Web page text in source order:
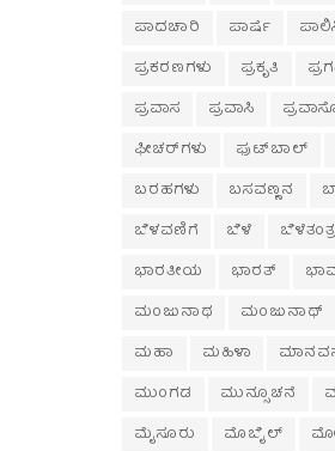
ಪಾದಚಾರಿ
ಪಾರ್ಷೆ
ಪ್ರಕರಣಗಳು
ಪ್ರಕೃತಿ
ಪ್ರವಾಸ
ಪ್ರವಾಸಿ
ಫೀಚರ್‌ಗಳು
ಫುಟ್‌ಬಾಲ್
ಬರಹಗಳು
ಬಸವಣ್ಣನ
ಬೆಳವಣಿಗೆ
ಬೆಳೆ ಬೆಳೆತಂತ್ರ
ಭಾರತೀಯ
ಭಾರತ್
ಮಂಜುನಾಥ
ಮಂಜುನಾಥ್
ಮಹಾ
ಮಹಿಳಾ
ಮುಂಗಡ
ಮುನ್ಸೂಚನೆ
ಮೈಸೂರು
ಮೊಬೈಲ್